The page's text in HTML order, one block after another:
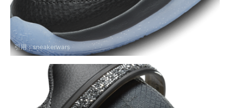
引用：sneakerwars